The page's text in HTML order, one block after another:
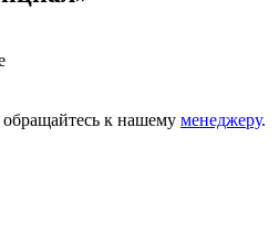
обращайтесь к нашему менеджеру.